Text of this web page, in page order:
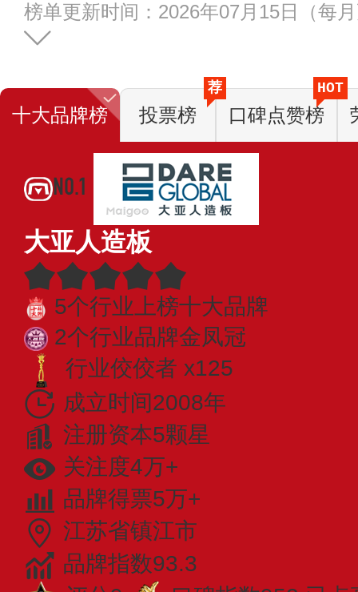
榜单更新时间：2026年07月15日（每
十大品牌榜 投票榜
荐
口碑点赞榜
HOT
NO.1
大亚人造板
5个行业上榜十大品牌
2个行业品牌金凤冠
行业佼佼者 x125
成立时间2008年
注册资本5颗星
关注度4万+
品牌得票5万+
江苏省镇江市
品牌指数93.3